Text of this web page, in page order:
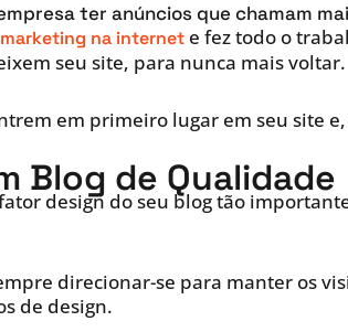
ter anúncios que chamam
marketing na internet e fez todo o
seu site, para nunca mais voltar.
em primeiro lugar em seu site
Blog de Qualidade
design do seu blog tão
direcionar-se para manter os
de design.